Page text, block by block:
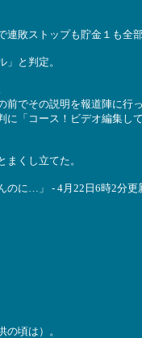
敗ストップも貯金１も全部
と判定。
でその説明を報道陣に行
「コース！ビデオ編集し
くし立てた。
のに…」 - 4月22日6時2分更
頃は）。